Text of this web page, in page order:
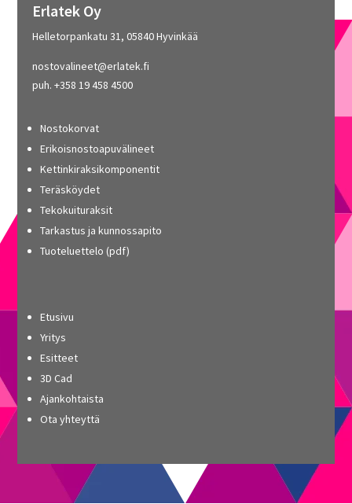
Erlatek Oy
Helletorpankatu 31, 05840 Hyvinkää
nostovalineet@erlatek.fi
puh. +358 19 458 4500
Nostokorvat
Erikoisnostoapuvälineet
Kettinkiraksikomponentit
Teräsköydet
Tekokuituraksit
Tarkastus ja kunnossapito
Tuoteluettelo (pdf)
Etusivu
Yritys
Esitteet
3D Cad
Ajankohtaista
Ota yhteyttä